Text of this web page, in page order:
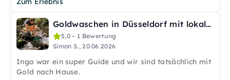
Goldwaschen in Düsseldorf mit lokalem Guide und Zubehör
5,0 – 1 Bewertung
Simon S., 20.06.2026
Ingo war ein super Guide und wir sind tatsächlich mit
Gold nach Hause.